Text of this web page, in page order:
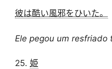
彼は酷い風邪をひいた。
Ele pegou um resfriado
25. 姫